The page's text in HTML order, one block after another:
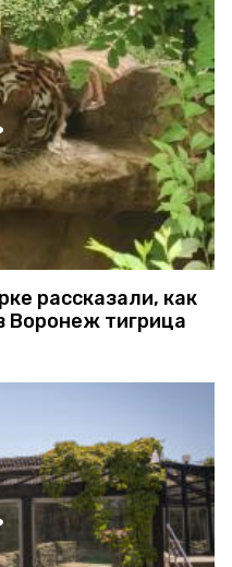
рассказали, как
Воронеж тигрица